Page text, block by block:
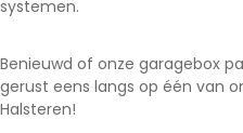
systemen.
Benieuwd of onze garagebox
gerust eens langs op één van
Halsteren!